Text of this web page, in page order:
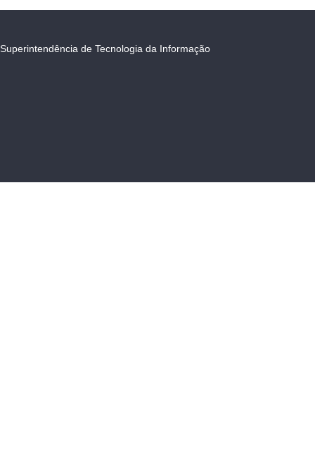
Superintendência de Tecnologia da Informação